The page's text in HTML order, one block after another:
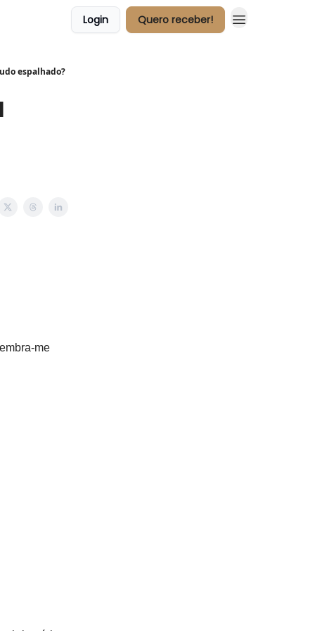
Login Quero receber!
espalhado?
me